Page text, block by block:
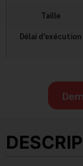
Taille
Délai d'exécution